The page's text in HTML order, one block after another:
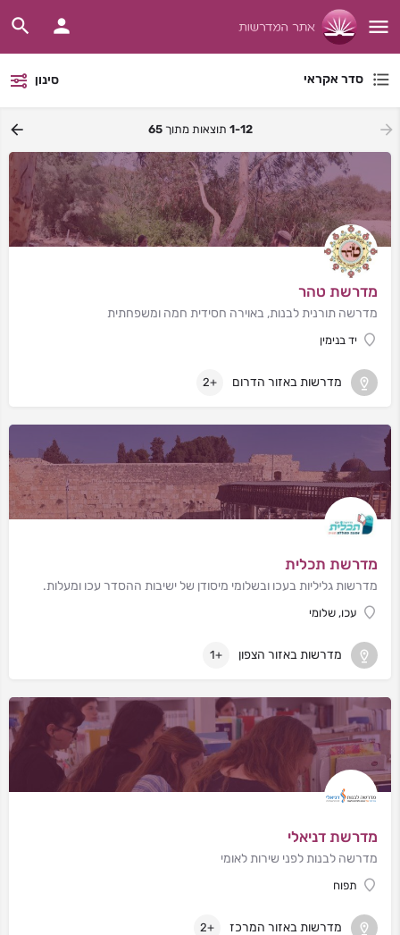
סדר אקראי סינון
1-12 תוצאות מתוך65
מדרשת טהר
מדרשה תורנית לבנות, באוירה חסידית חמה ומשפחתית
יד בנימין
מדרשות באזור הדרום +2
מדרשת תכלית
מדרשות גליליות בעכו ובשלומי מיסודן של ישיבות ההסדר עכו ומעלות.
עכו, שלומי
מדרשות באזור הצפון +1
מדרשת דניאלי
מדרשה לבנות לפני שירות לאומי
תפוח
מדרשות באזור המרכז +2